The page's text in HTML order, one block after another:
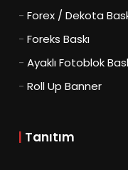
-Forex / Dekota
-Foreks Baskı
-Ayaklı Fotoblok
-Roll Up Banner
| Tanıtım